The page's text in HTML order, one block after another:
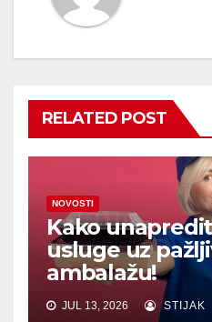
RELATED POST
NOVOSTI
Kako
usluge uz
ambalažu!
JUL 13, 2026 STIJAK